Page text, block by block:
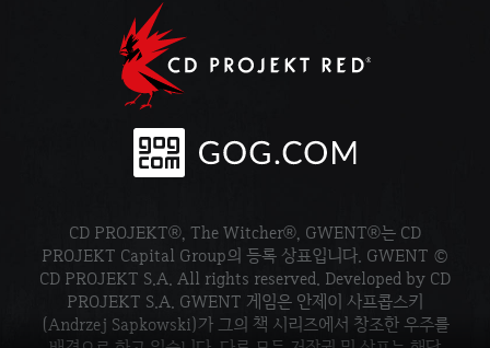
CD PROJEKT®, The Witcher®, GWENT®는 CD
PROJEKT Capital Group의 등록 상표입니다. GWENT ©
CD PROJEKT S.A. All rights reserved. Developed by CD
PROJEKT S.A. GWENT 게임은 안제이 사프콥스키
(Andrzej Sapkowski)가 그의 책 시리즈에서 창조한 우주를